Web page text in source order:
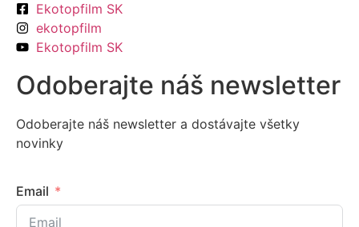
Ekotopfilm SK
ekotopfilm
Ekotopfilm SK
Odoberajte náš newsletter
Odoberajte náš newsletter a dostávajte všetky
novinky
Email